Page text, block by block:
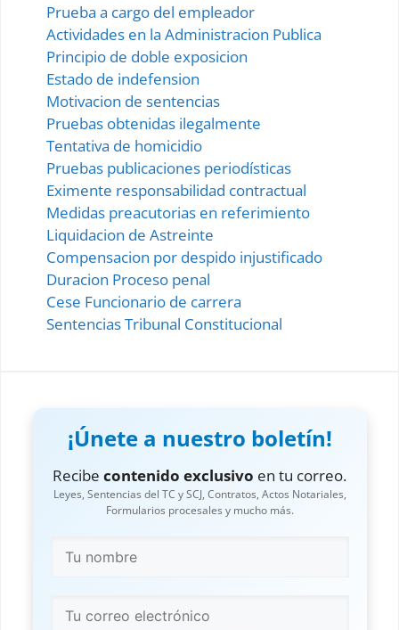
Prueba a cargo del empleador
Actividades en la Administracion Publica
Principio de doble exposicion
Estado de indefension
Motivacion de sentencias
Pruebas obtenidas ilegalmente
Tentativa de homicidio
Pruebas publicaciones periodísticas
Eximente responsabilidad contractual
Medidas preacutorias en referimiento
Liquidacion de Astreinte
Compensacion por despido injustificado
Duracion Proceso penal
Cese Funcionario de carrera
Sentencias Tribunal Constitucional
¡Únete a nuestro boletín!
Recibe contenido exclusivo en tu correo.
Leyes, Sentencias del TC y SCJ, Contratos, Actos Notariales,
Formularios procesales y mucho más.